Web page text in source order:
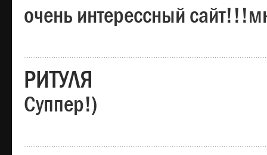
очень интерессный
РИТУЛЯ
Суппер!)